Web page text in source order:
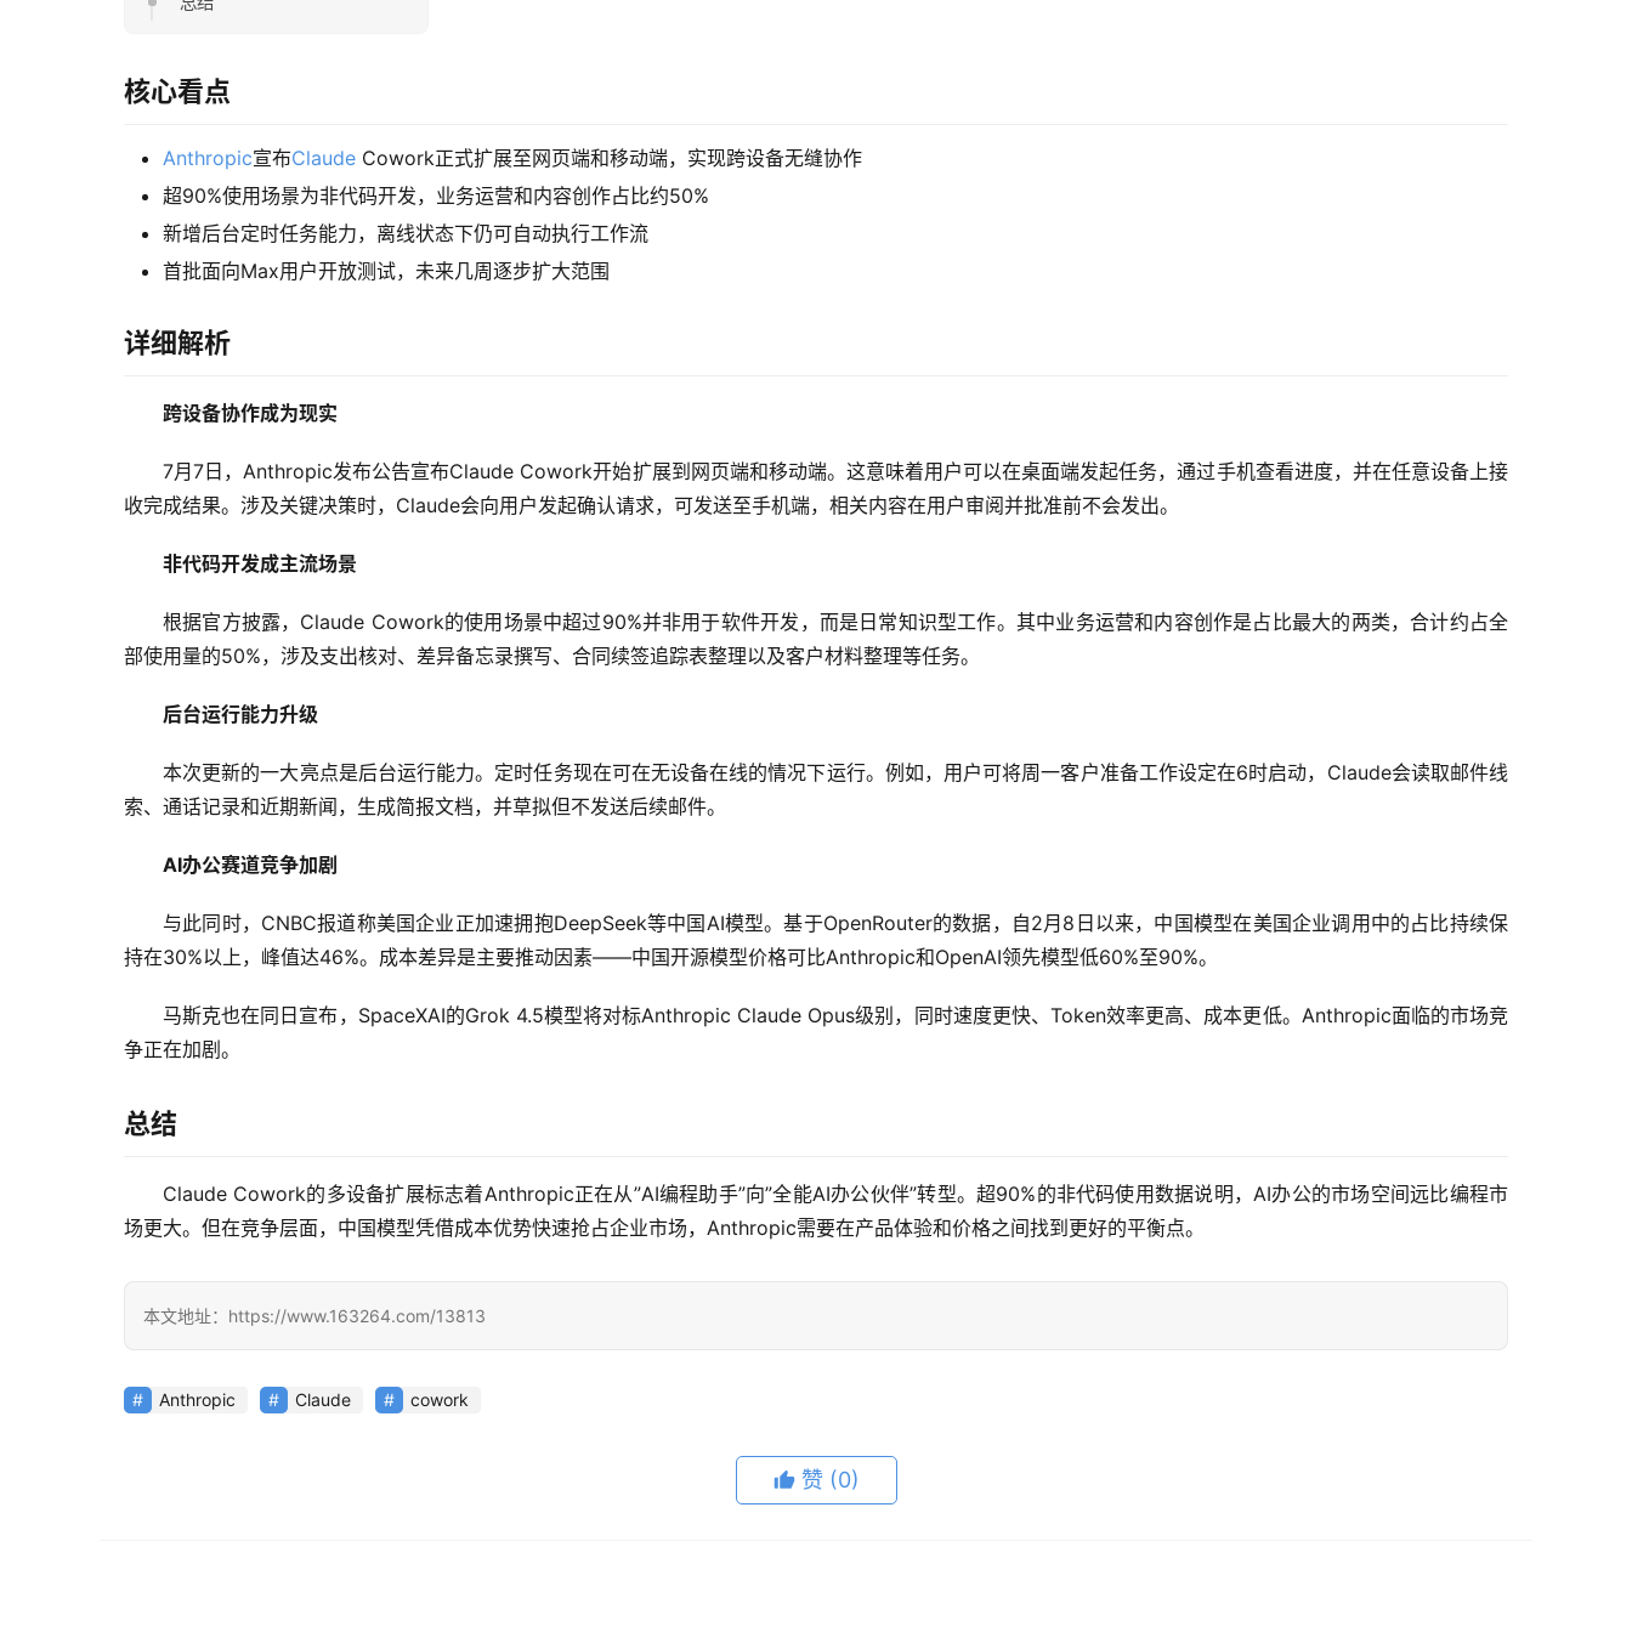
核心看点
Anthropic宣布Claude Cowork正式扩展至网页端和移动端，实现跨设备无缝协作
超90%使用场景为非代码开发，业务运营和内容创作占比约50%
新增后台定时任务能力，离线状态下仍可自动执行工作流
首批面向Max用户开放测试，未来几周逐步扩大范围
详细解析
跨设备协作成为现实
7月7日，Anthropic发布公告宣布Claude Cowork开始扩展到网页端和移动端。这意味着用户可以在桌面端发起任务，通过手机查看进度，并在任意设备上接
收完成结果。涉及关键决策时，Claude会向用户发起确认请求，可发送至手机端，相关内容在用户审阅并批准前不会发出。
非代码开发成主流场景
根据官方披露，Claude Cowork的使用场景中超过90%并非用于软件开发，而是日常知识型工作。其中业务运营和内容创作是占比最大的两类，合计约占全
部使用量的50%，涉及支出核对、差异备忘录撰写、合同续签追踪表整理以及客户材料整理等任务。
后台运行能力升级
本次更新的一大亮点是后台运行能力。定时任务现在可在无设备在线的情况下运行。例如，用户可将周一客户准备工作设定在6时启动，Claude会读取邮件线
索、通话记录和近期新闻，生成简报文档，并草拟但不发送后续邮件。
AI办公赛道竞争加剧
与此同时，CNBC报道称美国企业正加速拥抱DeepSeek等中国AI模型。基于OpenRouter的数据，自2月8日以来，中国模型在美国企业调用中的占比持续保
持在30%以上，峰值达46%。成本差异是主要推动因素——中国开源模型价格可比Anthropic和OpenAI领先模型低60%至90%。
马斯克也在同日宣布，SpaceXAI的Grok 4.5模型将对标Anthropic Claude Opus级别，同时速度更快、Token效率更高、成本更低。Anthropic面临的市场竞
争正在加剧。
总结
Claude Cowork的多设备扩展标志着Anthropic正在从”AI编程助手”向”全能AI办公伙伴”转型。超90%的非代码使用数据说明，AI办公的市场空间远比编程市
场更大。但在竞争层面，中国模型凭借成本优势快速抢占企业市场，Anthropic需要在产品体验和价格之间找到更好的平衡点。
本文地址：https://www.163264.com/13813
Anthropic Claude cowork
赞 (0)